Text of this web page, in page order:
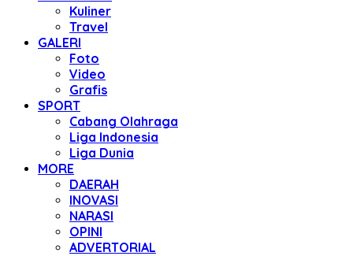
Kuliner
Travel
GALERI
Foto
Video
Grafis
SPORT
Cabang Olahraga
Liga Indonesia
Liga Dunia
MORE
DAERAH
INOVASI
NARASI
OPINI
ADVERTORIAL